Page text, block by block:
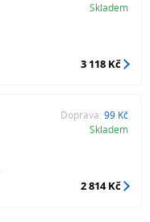
Skladem
3 118 Kč
Doprava: 99 Kč
Skladem
2 814 Kč